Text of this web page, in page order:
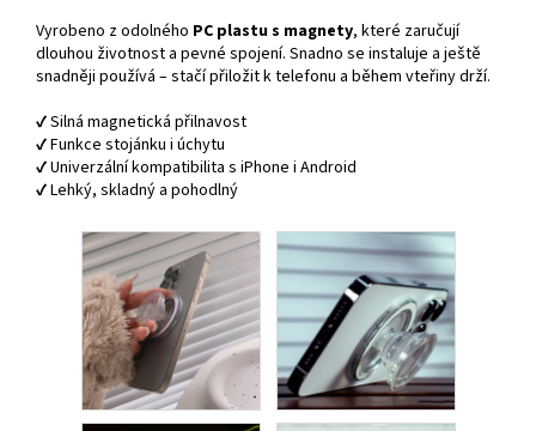
Vyrobeno z odolného PC plastu s magnety, které zaručují
dlouhou životnost a pevné spojení. Snadno se instaluje a ještě
snadněji používá – stačí přiložit k telefonu a během vteřiny drží.
✔️ Silná magnetická přilnavost
✔️ Funkce stojánku i úchytu
✔️ Univerzální kompatibilita s iPhone i Android
✔️ Lehký, skladný a pohodlný